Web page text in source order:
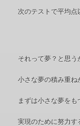
次のテストで平均点
それって夢？と思う
小さな夢の積み重ね
まずは小さな夢をも
実現のために努力す